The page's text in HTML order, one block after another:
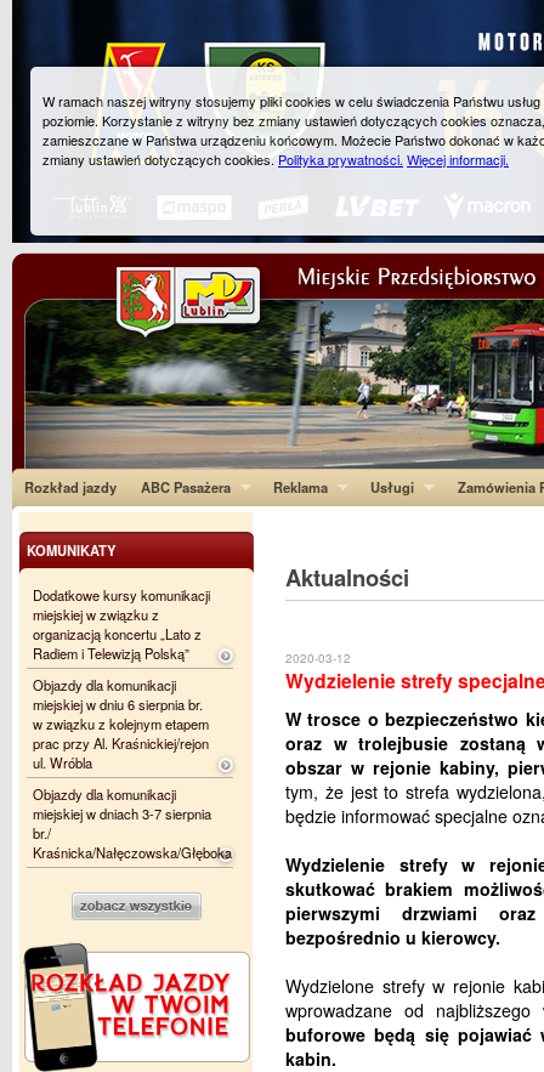
Rozkład jazdy ABC Pasażera Reklama Usługi Zamówienia
Aktualności
2020-03-12
Wydzielenie strefy
W trosce o bezpieczeństwo
oraz w trolejbusie zostaną
obszar w rejonie kabiny,
tym, że jest to strefa
będzie informować specjalne
Wydzielenie strefy w
skutkować brakiem
pierwszymi drzwiami
bezpośrednio u kierowcy.
Wydzielone strefy w rejonie
wprowadzane od
buforowe będą się pojawiać
kabin.
KOMUNIKATY
Dodatkowe kursy komunikacji
miejskiej w związku z
organizacją koncertu „Lato z
Radiem i Telewizją Polską”
Objazdy dla komunikacji
miejskiej w dniu 6 sierpnia br.
w związku z kolejnym etapem
prac przy Al. Kraśnickiej/rejon
ul. Wróbla
Objazdy dla komunikacji
miejskiej w dniach 3-7 sierpnia
br./
Kraśnicka/Nałęczowska/Głęboka
W ramach naszej witryny stosujemy pliki cookies w celu świadczenia Państwu
poziomie. Korzystanie z witryny bez zmiany ustawień dotyczących cookies
zamieszczane w Państwa urządzeniu końcowym. Możecie Państwo dokonać w
zmiany ustawień dotyczących cookies.Polityka prywatności. Więcej informacji.